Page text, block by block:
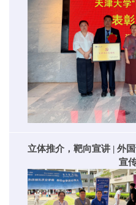
立体推介，靶向宣讲 | 外
宣